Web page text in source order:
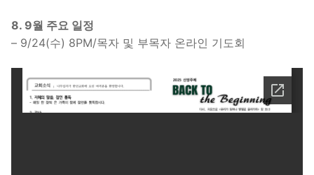
8. 9월 주요 일정
– 9/24(수) 8PM/목자 및 부목자 온라인 기도회